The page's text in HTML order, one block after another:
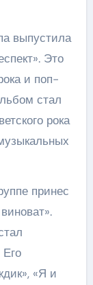
выпустила
Это
и поп-
стал
рока
принес
«Я и